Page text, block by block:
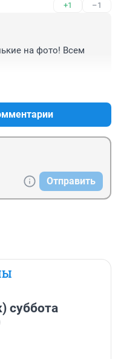
+1 –1
на фото! Всем
Отправить
суббота